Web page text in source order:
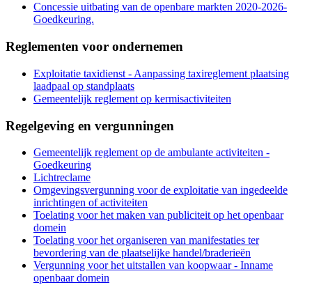
Concessie uitbating van de openbare markten 2020-2026-
Goedkeuring.
Reglementen voor ondernemen
Exploitatie taxidienst - Aanpassing taxireglement plaatsing
laadpaal op standplaats
Gemeentelijk reglement op kermisactiviteiten
Regelgeving en vergunningen
Gemeentelijk reglement op de ambulante activiteiten -
Goedkeuring
Lichtreclame
Omgevingsvergunning voor de exploitatie van ingedeelde
inrichtingen of activiteiten
Toelating voor het maken van publiciteit op het openbaar
domein
Toelating voor het organiseren van manifestaties ter
bevordering van de plaatselijke handel/braderieën
Vergunning voor het uitstallen van koopwaar - Inname
openbaar domein